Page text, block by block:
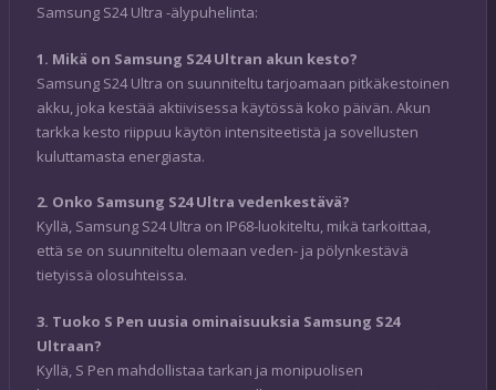
Samsung S24 Ultra -älypuhelinta:
1. Mikä on Samsung S24 Ultran akun kesto?
Samsung S24 Ultra on suunniteltu tarjoamaan pitkäkestoinen
akku, joka kestää aktiivisessa käytössä koko päivän. Akun
tarkka kesto riippuu käytön intensiteetistä ja sovellusten
kuluttamasta energiasta.
2. Onko Samsung S24 Ultra vedenkestävä?
Kyllä, Samsung S24 Ultra on IP68-luokiteltu, mikä tarkoittaa,
että se on suunniteltu olemaan veden- ja pölynkestävä
tietyissä olosuhteissa.
3. Tuoko S Pen uusia ominaisuuksia Samsung S24
Ultraan?
Kyllä, S Pen mahdollistaa tarkan ja monipuolisen